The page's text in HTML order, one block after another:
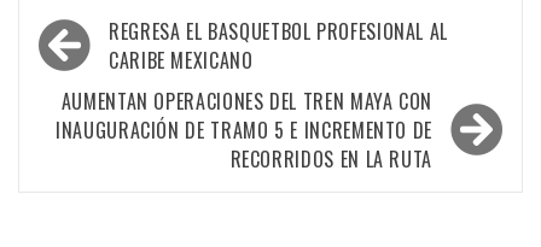
Navegación
de
entradas
REGRESA EL BASQUETBOL PROFESIONAL AL
CARIBE MEXICANO
AUMENTAN OPERACIONES DEL TREN MAYA CON
INAUGURACIÓN DE TRAMO 5 E INCREMENTO DE
RECORRIDOS EN LA RUTA